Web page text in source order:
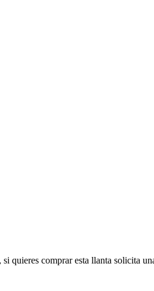
quieres comprar esta llanta solicita